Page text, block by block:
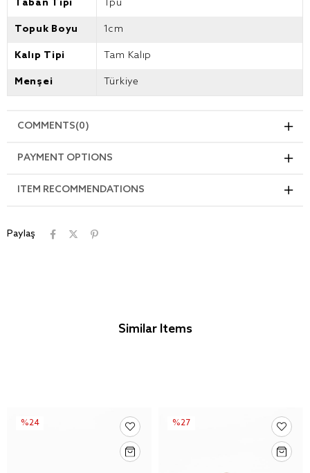
Taban Tipi Tpu
Topuk Boyu 1cm
Kalıp Tipi Tam Kalıp
Menşei Türkiye
COMMENTS(0)
PAYMENT OPTIONS
ITEM RECOMMENDATIONS
Paylaş
Similar Items
%24 %27